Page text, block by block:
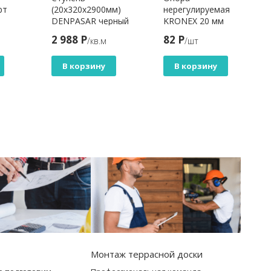
(20х320х2900мм)
DENPASAR черный
2 988 Р/кв.м
В корзину
нерегулируемая
KRONEX 20 мм
82 Р/шт
В корзину
Монтаж террасной доски